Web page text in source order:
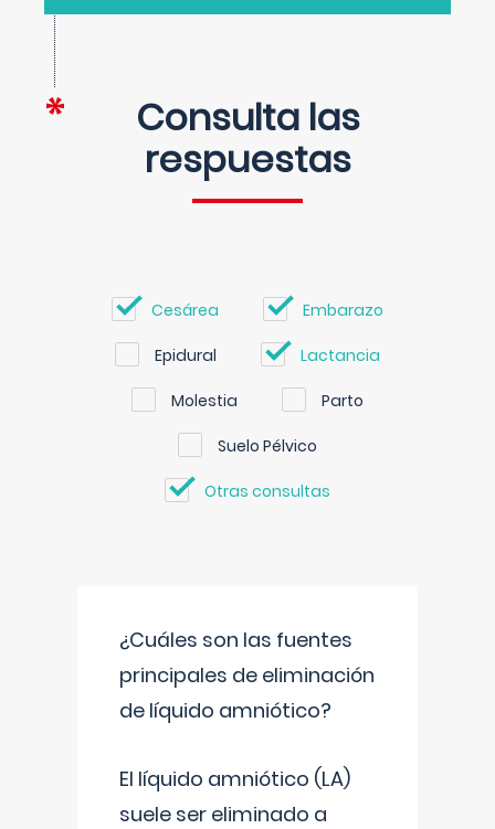
Consulta las
respuestas
Cesárea Embarazo
Epidural Lactancia
Molestia Parto
Suelo Pélvico
Otras consultas
¿Cuáles son las fuentes
principales de eliminación
de líquido amniótico?
El líquido amniótico (LA)
suele ser eliminado a